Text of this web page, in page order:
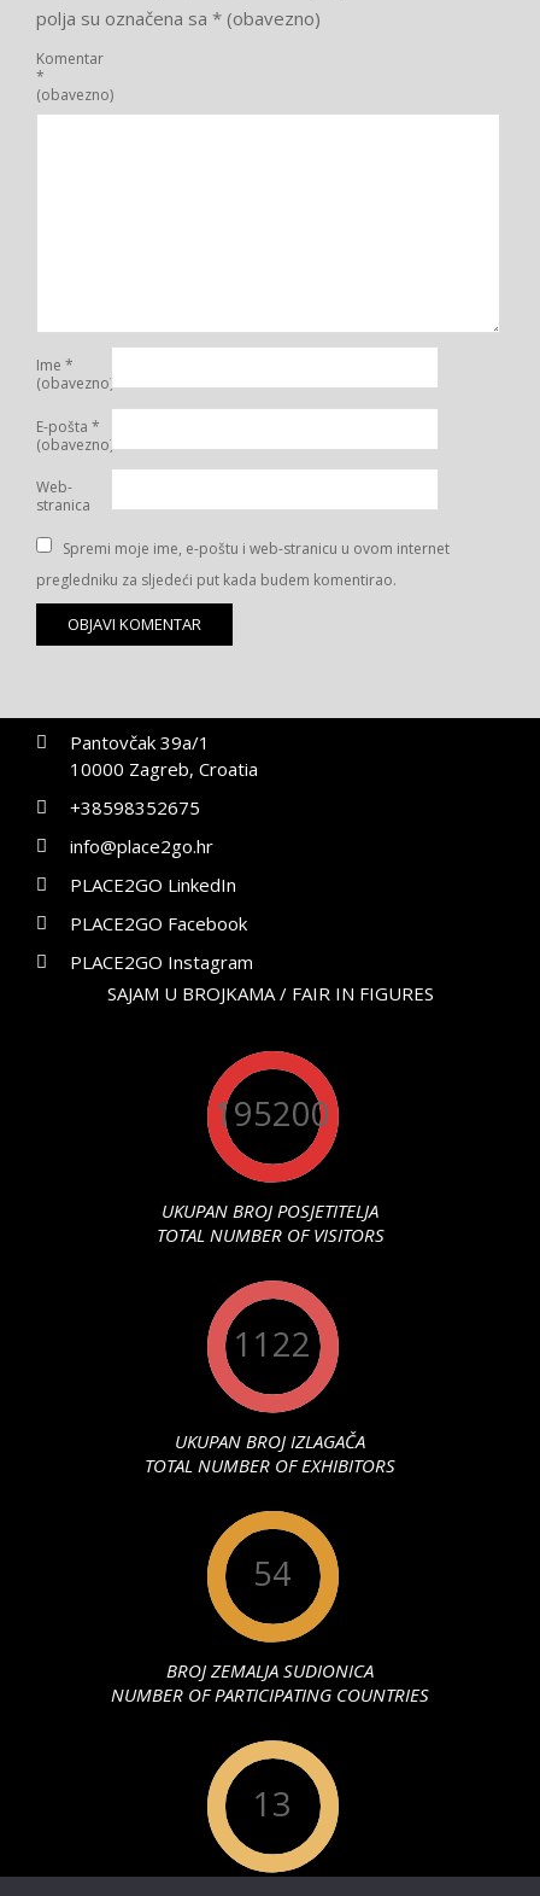
polja su označena sa * (obavezno)
Komentar
*
(obavezno)
Ime *
(obavezno)
E-pošta *
(obavezno)
Web-
stranica
Spremi moje ime, e-poštu i web-stranicu u ovom internet
pregledniku za sljedeći put kada budem komentirao.
Pantovčak 39a/1
10000 Zagreb, Croatia
+38598352675
info@place2go.hr
PLACE2GO LinkedIn
PLACE2GO Facebook
PLACE2GO Instagram
SAJAM U BROJKAMA / FAIR IN FIGURES
195200
UKUPAN BROJ POSJETITELJA
TOTAL NUMBER OF VISITORS
1122
UKUPAN BROJ IZLAGAČA
TOTAL NUMBER OF EXHIBITORS
54
BROJ ZEMALJA SUDIONICA
NUMBER OF PARTICIPATING COUNTRIES
13